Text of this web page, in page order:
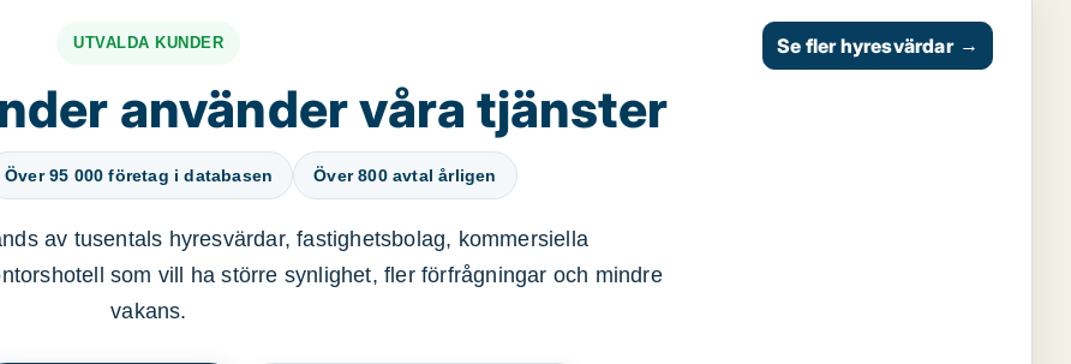
UTVALDA KUNDER
använder våra tjänster
Över 95 000 företag i databasen Över 800 avtal årligen
av tusentals hyresvärdar, fastighetsbolag, kommersiella
som vill ha större synlighet, fler förfrågningar och mindre
vakans.
Se fler hyresvärdar →